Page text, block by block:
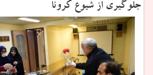
جلوگیری از شیوع كرونا